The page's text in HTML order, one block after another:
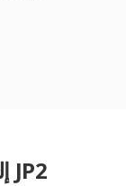
كيفية تحويل PICON إلى JP2